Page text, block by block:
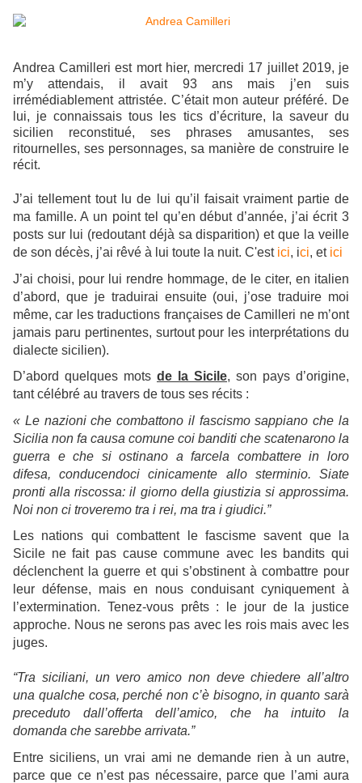
Andrea Camilleri est mort hier, mercredi 17 juillet 2019, je
m’y attendais, il avait 93 ans mais j’en suis
irrémédiablement attristée. C’était mon auteur préféré. De
lui, je connaissais tous les tics d’écriture, la saveur du
sicilien reconstitué, ses phrases amusantes, ses
ritournelles, ses personnages, sa manière de construire le
récit.
J’ai tellement tout lu de lui qu’il faisait vraiment partie de
ma famille. A un point tel qu’en début d’année, j’ai écrit 3
posts sur lui (redoutant déjà sa disparition) et que la veille
de son décès, j’ai rêvé à lui toute la nuit. C'est ici, ici, et ici
J’ai choisi, pour lui rendre hommage, de le citer, en italien
d’abord, que je traduirai ensuite (oui, j’ose traduire moi
même, car les traductions françaises de Camilleri ne m’ont
jamais paru pertinentes, surtout pour les interprétations du
dialecte sicilien).
D’abord quelques mots de la Sicile, son pays d’origine,
tant célébré au travers de tous ses récits :
« Le nazioni che combattono il fascismo sappiano che la
Sicilia non fa causa comune coi banditi che scatenarono la
guerra e che si ostinano a farcela combattere in loro
difesa, conducendoci cinicamente allo sterminio. Siate
pronti alla riscossa: il giorno della giustizia si approssima.
Noi non ci troveremo tra i rei, ma tra i giudici.”
Les nations qui combattent le fascisme savent que la
Sicile ne fait pas cause commune avec les bandits qui
déclenchent la guerre et qui s’obstinent à combattre pour
leur défense, mais en nous conduisant cyniquement à
l’extermination. Tenez-vous prêts : le jour de la justice
approche. Nous ne serons pas avec les rois mais avec les
juges.
“Tra siciliani, un vero amico non deve chiedere all’altro
una qualche cosa, perché non c’è bisogno, in quanto sarà
preceduto dall’offerta dell’amico, che ha intuito la
domanda che sarebbe arrivata.”
Entre siciliens, un vrai ami ne demande rien à un autre,
parce que ce n’est pas nécessaire, parce que l’ami aura